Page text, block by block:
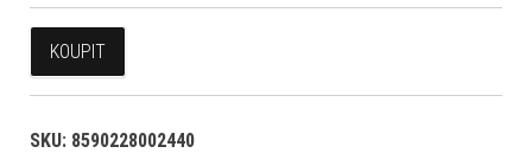
KOUPIT
SKU: 8590228002440